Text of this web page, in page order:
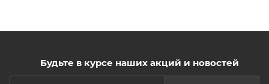
Будьте в курсе наших акций и новостей